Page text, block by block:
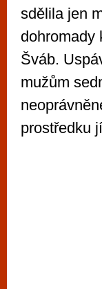
sdělila jen
dohromady
Šváb.
mužům
prostředku